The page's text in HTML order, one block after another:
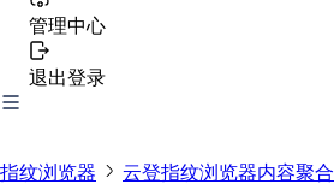
管理中心
退出登录
指纹浏览器 云登指纹浏览器内容聚合